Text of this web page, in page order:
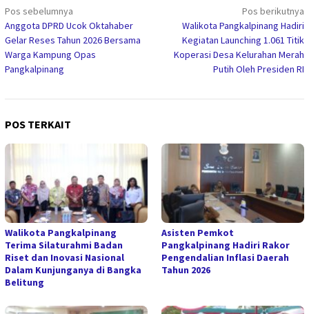
Navigasi
pos
Pos sebelumnya
Anggota DPRD Ucok Oktahaber
Gelar Reses Tahun 2026 Bersama
Warga Kampung Opas
Pangkalpinang
Pos berikutnya
Walikota Pangkalpinang Hadiri
Kegiatan Launching 1.061 Titik
Koperasi Desa Kelurahan Merah
Putih Oleh Presiden RI
POS TERKAIT
Walikota Pangkalpinang
Terima Silaturahmi Badan
Riset dan Inovasi Nasional
Dalam Kunjunganya di Bangka
Belitung
Asisten Pemkot
Pangkalpinang Hadiri Rakor
Pengendalian Inflasi Daerah
Tahun 2026